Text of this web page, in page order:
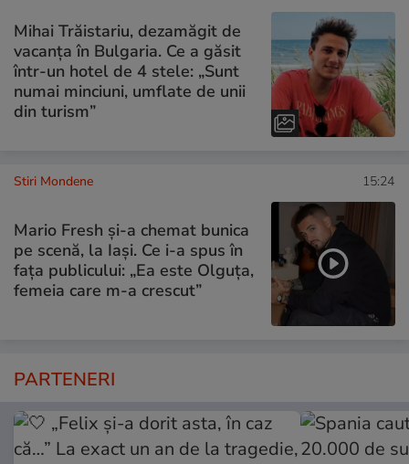
Mihai Trăistariu, dezamăgit de
vacanța în Bulgaria. Ce a găsit
într-un hotel de 4 stele: „Sunt
numai minciuni, umflate de unii
din turism”
Stiri Mondene 15:24
Mario Fresh și-a chemat bunica
pe scenă, la Iași. Ce i-a spus în
fața publicului: „Ea este Olguța,
femeia care m-a crescut”
PARTENERI